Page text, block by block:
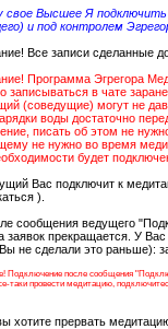
свое Высшее Я
и под контролем
Все записи сделанные
Программа Эгрегора
записываться в чате
(соведущие) могут не
воды достаточно
писать об этом не
не нужно во время
будет
Вас подключит к
).
сообщения ведущего
заявок прекращается. У
не сделали это раньше):
Подключение после сообщения
таки провести медитацию,
хотите прервать